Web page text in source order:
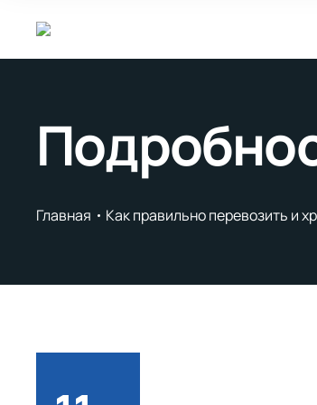
Главная Как правильно перевозить и